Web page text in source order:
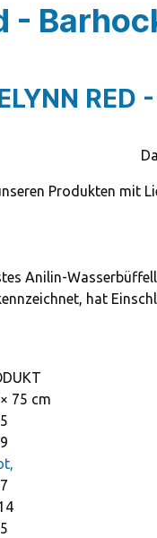
-
RED
Produkten mit
Anilin-
hat
75 cm